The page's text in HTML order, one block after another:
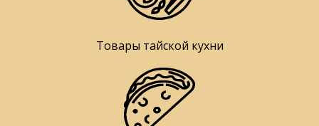
Товары тайской кухни